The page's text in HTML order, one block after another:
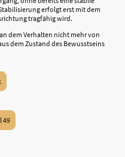
erfolgt erst mit dem
tragfähig wird.
dem Verhalten nicht mehr von
dem Zustand des Bewusstseins
49